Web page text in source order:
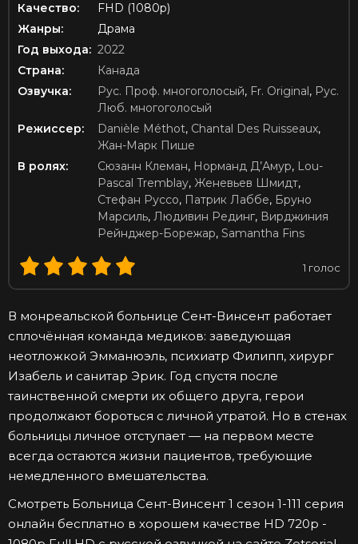
Качество:
FHD (1080p)
Жанры:
Драма
Год выхода: 2022
Страна:
Канада
Озвучка:
Рус. Проф. многоголосый, Fr. Original , Рус.
Люб. многоголосый
Режиссер:
Danièle Méthot, Chantal Des Ruisseaux,
Жан-Марк Пише
В ролях:
Сюзанн Клеман, Норманд Д’Амур, Lou-
Pascal Tremblay, Женевьев Шмидт,
Стефан Руссо, Патрик Лаббе, Бруно
Марсиль, Людивин Рединг, Вирджиния
Рейнджер-Борежар, Samantha Fins
1 голос
В монреальской больнице Сент-Винсент работает
сплочённая команда медиков: заведующая
неотложкой Эмманюэль, психиатр Филипп, хирург
Изабель и санитар Эрик. Год спустя после
таинственной смерти их общего друга, герои
продолжают бороться с личной утратой. Но в стенах
больницы личное отступает — на первом месте
всегда остаются жизни пациентов, требующие
немедленного вмешательства.
Смотреть Больница Сент-Винсент 1 сезон 1-111 серия
онлайн бесплатно в хорошем качестве HD 720p -